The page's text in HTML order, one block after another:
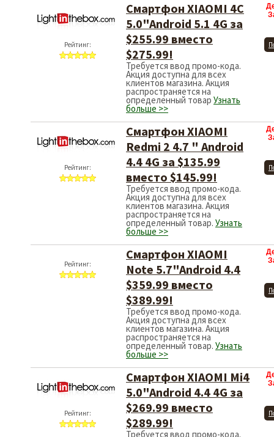
Рейтинг:
Смартфон XIAOMI 4C
5.0"Android 5.1 4G за
$255.99 вместо
$275.99!
Требуется ввод промо-кода.
Акция доступна для всех
клиентов магазина. Акция
распространяется на
определенный товар Узнать
больше >>
Рейтинг:
Смартфон XIAOMI
Redmi 2 4.7 " Android
4.4 4G за $135.99
вместо $145.99!
Требуется ввод промо-кода.
Акция доступна для всех
клиентов магазина. Акция
распространяется на
определенный товар. Узнать
больше >>
Рейтинг:
Смартфон XIAOMI
Note 5.7"Android 4.4
$359.99 вместо
$389.99!
Требуется ввод промо-кода.
Акция доступна для всех
клиентов магазина. Акция
распространяется на
определенный товар. Узнать
больше >>
Рейтинг:
Смартфон XIAOMI Mi4
5.0"Android 4.4 4G за
$269.99 вместо
$289.99!
Требуется ввод промо-кода.